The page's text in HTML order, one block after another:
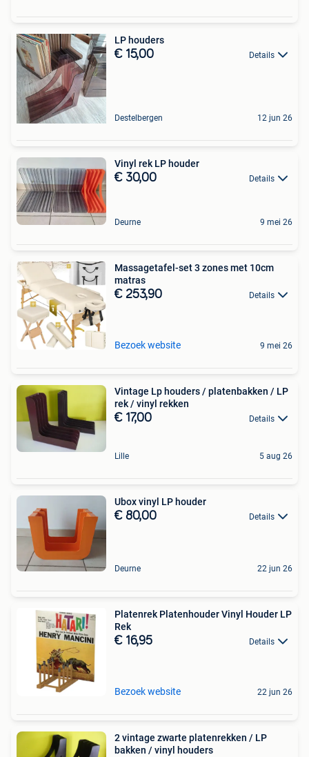
LP houders
€ 15,00 Details
Destelbergen 12 jun 26
Vinyl rek LP houder
€ 30,00 Details
Deurne 9 mei 26
Massagetafel-set 3 zones met 10cm
matras
€ 253,90 Details
Bezoek website 9 mei 26
Vintage Lp houders / platenbakken / LP
rek / vinyl rekken
€ 17,00 Details
Lille 5 aug 26
Ubox vinyl LP houder
€ 80,00 Details
Deurne 22 jun 26
Platenrek Platenhouder Vinyl Houder LP
Rek
€ 16,95 Details
Bezoek website 22 jun 26
2 vintage zwarte platenrekken / LP
bakken / vinyl houders